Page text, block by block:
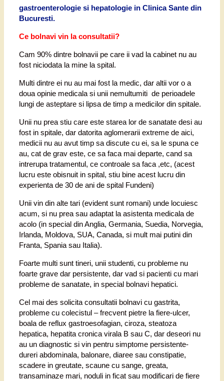
gastroenterologie si hepatologie in Clinica Sante din
Bucuresti.
Ce bolnavi vin la consultatii?
Cam 90% dintre bolnavii pe care ii vad la cabinet nu au
fost niciodata la mine la spital.
Multi dintre ei nu au mai fost la medic, dar altii vor o a
doua opinie medicala si unii nemultumiti de perioadele
lungi de asteptare si lipsa de timp a medicilor din spitale.
Unii nu prea stiu care este starea lor de sanatate desi au
fost in spitale, dar datorita aglomerarii extreme de aici,
medicii nu au avut timp sa discute cu ei, sa le spuna ce
au, cat de grav este, ce sa faca mai departe, cand sa
intrerupa tratamentul, ce controale sa faca ,etc, (acest
lucru este obisnuit in spital, stiu bine acest lucru din
experienta de 30 de ani de spital Fundeni)
Unii vin din alte tari (evident sunt romani) unde locuiesc
acum, si nu prea sau adaptat la asistenta medicala de
acolo (in special din Anglia, Germania, Suedia, Norvegia,
Irlanda, Moldova, SUA, Canada, si mult mai putini din
Franta, Spania sau Italia).
Foarte multi sunt tineri, unii studenti, cu probleme nu
foarte grave dar persistente, dar vad si pacienti cu mari
probleme de sanatate, in special bolnavi hepatici.
Cel mai des solicita consultatii bolnavi cu gastrita,
probleme cu colecistul – frecvent pietre la fiere-ulcer,
boala de reflux gastroesofagian, ciroza, steatoza
hepatica, hepatita cronica virala B sau C, dar deseori nu
au un diagnostic si vin pentru simptome persistente-
dureri abdominala, balonare, diaree sau constipatie,
scadere in greutate, scaune cu sange, greata,
transaminaze mari, noduli in ficat sau modificari de fiere